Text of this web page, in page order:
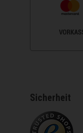
Sicherheit